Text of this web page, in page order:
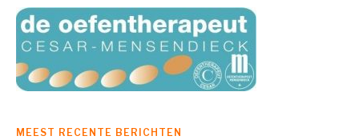
MEEST RECENTE BERICHTEN